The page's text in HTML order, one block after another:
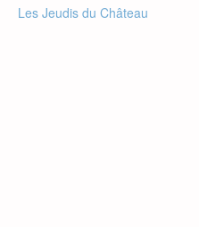
Les Jeudis du Château